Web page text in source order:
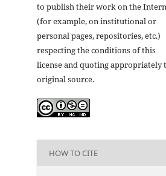
to publish their work on the
(for example, on institutional or
personal pages, repositories, etc.)
respecting the conditions of this
license and quoting appropriately
original source.
HOW TO CITE